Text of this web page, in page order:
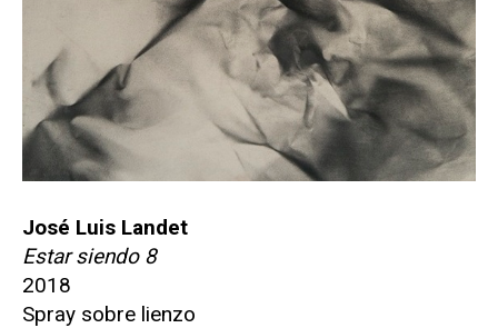
José Luis Landet
Estar siendo 8
2018
Spray sobre lienzo